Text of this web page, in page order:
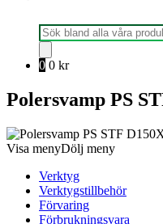
Produktsökning
0 0 kr
Polersvamp PS
Visa menyDölj meny
Verktyg
Verktygstillbehör
Förvaring
Förbrukningsvara